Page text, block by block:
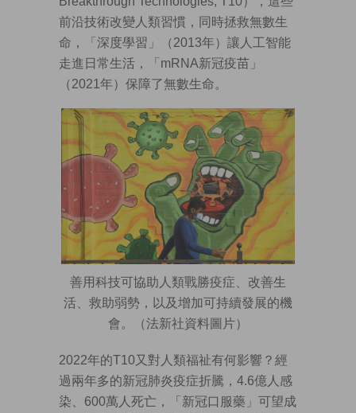
前沿技術改變人類習慣，同時拯救無數生
命，「深度學習」（2013年）讓人工智能
走進日常生活，「mRNA新冠疫苗」
（2021年）保障了無數生命。
善用科技可協助人類戰勝疫症、改善生
活、救助弱勢，以及增加可持續發展的機
會。（法新社資料圖片）
2022年的T10又對人類福祉有何影響？經
過兩年多的新冠肺炎疫症折騰，4.6億人感
染、600萬人死亡，「新冠口服藥」可望成